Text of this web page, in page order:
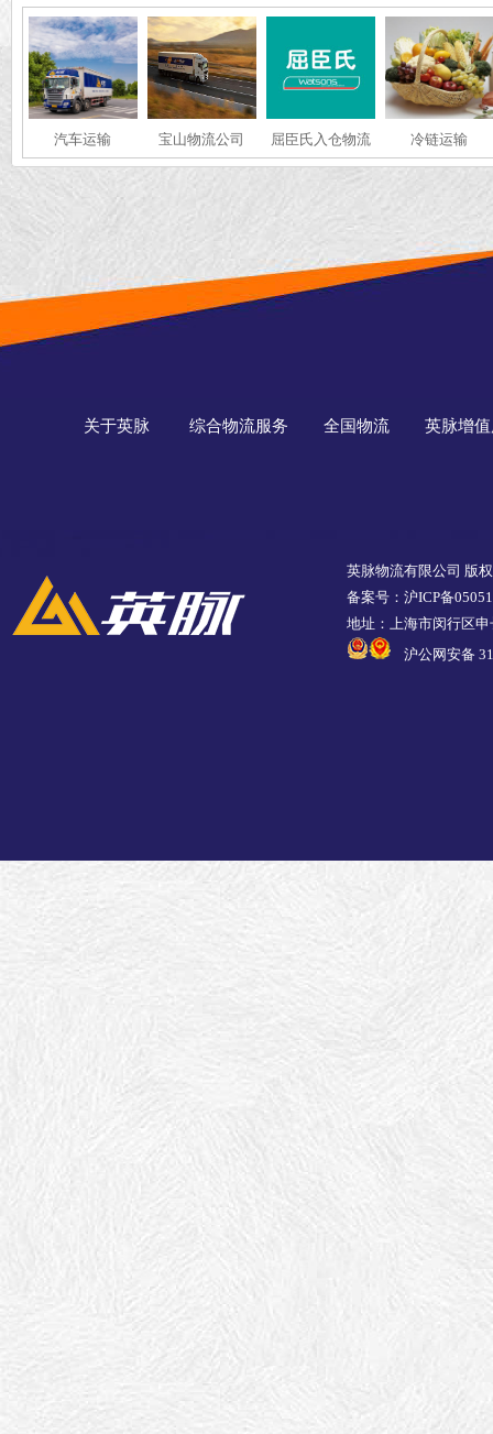
汽车运输 宝山物流公司 屈臣氏入仓物流 冷链运输
关于英脉 综合物流服务 全国物流 英脉增
英脉物流有限公司 版
备案号：沪ICP备
地址：上海市闵行区
沪公网安备